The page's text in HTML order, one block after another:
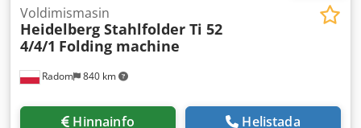
Radom 840 km
Voldimismasin
Heidelberg Stahlfolder Ti 52
4/4/1 Folding machine
Hinnainfo Helistada